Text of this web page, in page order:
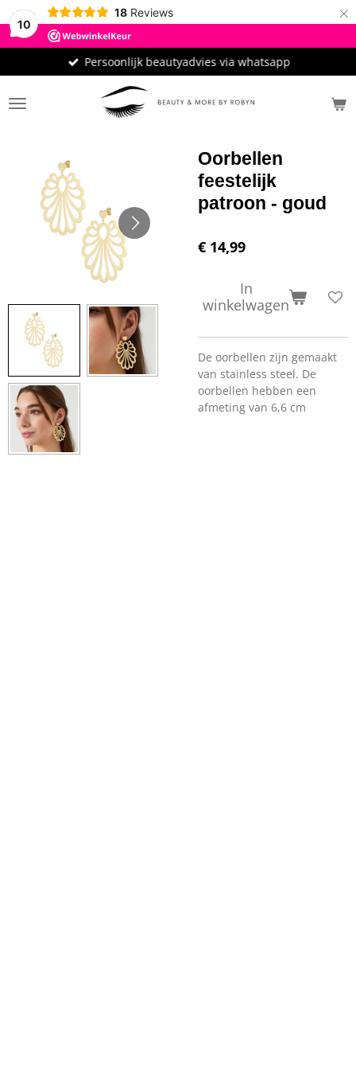
10
18 Reviews ×
Persoonlijk beautyadvies via whatsapp
Oorbellen
feestelijk
patroon - goud
€ 14,99
In
winkelwagen
De oorbellen zijn gemaakt
van stainless steel. De
oorbellen hebben een
afmeting van 6,6 cm